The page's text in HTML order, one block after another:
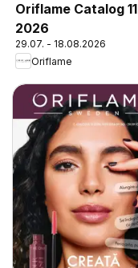
Oriflame Catalog 11
2026
29.07. - 18.08.2026
Oriflame